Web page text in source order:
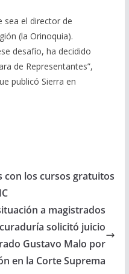
sea el director de
(la Orinoquia).
desafío, ha decidido
de Representantes”,
publicó Sierra en
con los cursos gratuitos
a magistrados
solicitó juicio
Gustavo Malo por
en la Corte Suprema